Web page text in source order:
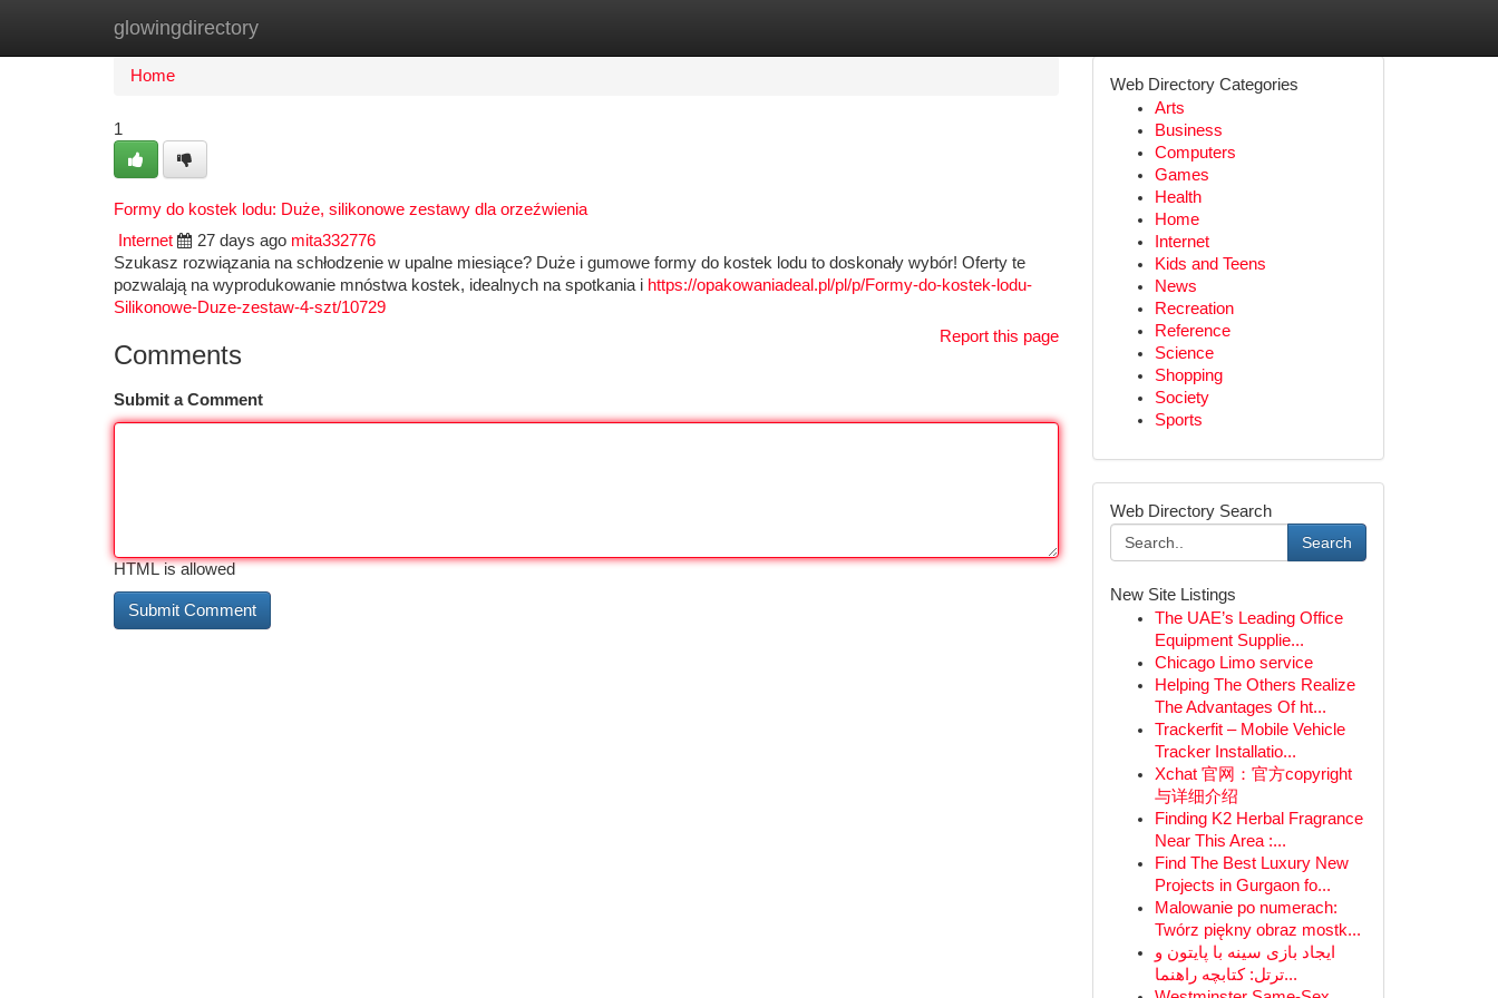
glowingdirectory
Home New Site Listings
Home
1
Formy do kostek lodu: Duże, silikonowe zestawy dla orzeźwienia
Internet
27 days ago mita332776
Szukasz rozwiązania na schłodzenie w upalne miesiące? Duże i gumowe formy do kostek lodu to doskonały wybór! Oferty te
pozwalają na wyprodukowanie mnóstwa kostek, idealnych na spotkania i https://opakowaniadeal.pl/pl/p/Formy-do-kostek-lodu-
Silikonowe-Duze-zestaw-4-szt/10729
Report this page
Comments
Submit a Comment
HTML is allowed
Web Directory Categories
Arts
Business
Computers
Games
Health
Home
Internet
Kids and Teens
News
Recreation
Reference
Science
Shopping
Society
Sports
Web Directory Search
Search
New Site Listings
The UAE’s Leading Office
Equipment Supplie...
Chicago Limo service
Helping The Others Realize
The Advantages Of ht...
Trackerfit – Mobile Vehicle
Tracker Installatio...
Xchat 官网：官方copyright
与详细介绍
Finding K2 Herbal Fragrance
Near This Area :...
Find The Best Luxury New
Projects in Gurgaon fo...
Malowanie po numerach:
Twórz piękny obraz mostk...
ایجاد بازی سینه با پایتون و
ترتل: کتابچه راهنما...